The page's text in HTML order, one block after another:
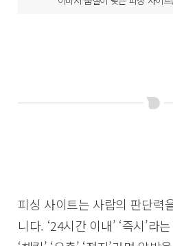
피싱 사이트는 사람의 판단력
니다. ‘24시간 이내’ ‘즉시’라